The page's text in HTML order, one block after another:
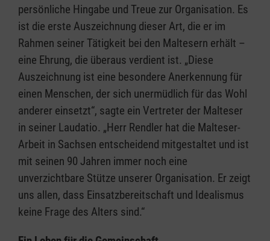
persönliche Hingabe und Treue zur Organisation. Es
ist die erste Auszeichnung dieser Art, die er im
Rahmen seiner Tätigkeit bei den Maltesern erhält –
eine Ehrung, die überaus verdient ist. „Diese
Auszeichnung ist eine besondere Anerkennung für
einen Menschen, der sich unermüdlich für das Wohl
anderer einsetzt“, sagte ein Vertreter der Malteser
in seiner Laudatio. „Herr Rendler hat die Malteser-
Arbeit in Sachsen entscheidend mitgestaltet und ist
mit seinen 90 Jahren immer noch eine
unverzichtbare Stütze unserer Organisation. Er zeigt
uns allen, dass Einsatzbereitschaft und Idealismus
keine Frage des Alters sind.“